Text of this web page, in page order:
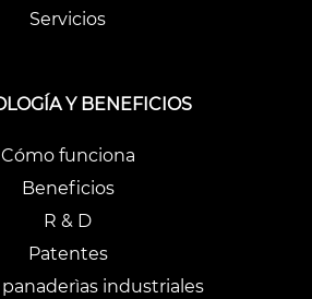
Servicios
Y BENEFICIOS
Cómo funciona
Beneficios
R & D
Patentes
panaderìas industriales